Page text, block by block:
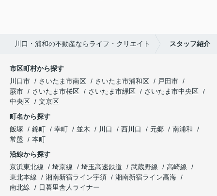
川口・浦和の不動産ならライフ・クリエイト スタッフ紹介
市区町村から探す
川口市
さいたま市南区 さいたま市浦和区
戸田市
蕨市
さいたま市桜区 さいたま市緑区
さいたま市中央区
中央区
文京区
町名から探す
飯塚
錦町 幸町 並木 川口 西川口 元郷
南浦和
常盤
本町
沿線から探す
京浜東北線
埼京線 埼玉高速鉄道 武蔵野線
高崎線
東北本線
湘南新宿ライン宇須
湘南新宿ライン高海
南北線
日暮里舎人ライナー